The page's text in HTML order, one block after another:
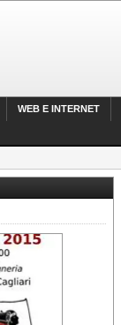
WEB E INTERNET